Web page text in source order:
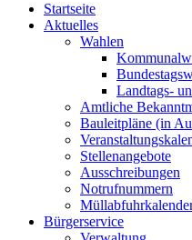
Startseite
Aktuelles
Wahlen
Landtags-
Amtliche
Bauleitpläne (in
Stellenangebote
Ausschreibungen
Notrufnummern
Bürgerservice